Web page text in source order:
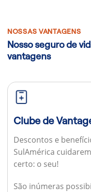
NOSSAS VANTAGENS
Nosso seguro de
vantagens
Clube de
Descontos e
SulAmérica
certo: o seu!
São inúmeras